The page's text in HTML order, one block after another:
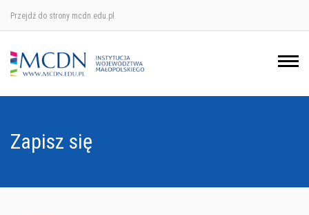
Przejdź do strony mcdn.edu.pl
Zapisz się
Ośrodek w Krakowie
Ośrodek w Nowym Sączu
Ośrodek w Tarnowie